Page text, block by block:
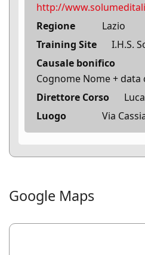
http://
Regione
Lazio
Training Site
I.H.S.
Causale bonifico
Cognome Nome +
Direttore Corso
Luogo
Via
Google Maps